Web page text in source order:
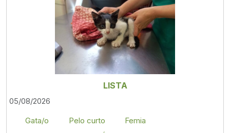
LISTA
05/08/2026
Gata/o
Pelo curto
Femia